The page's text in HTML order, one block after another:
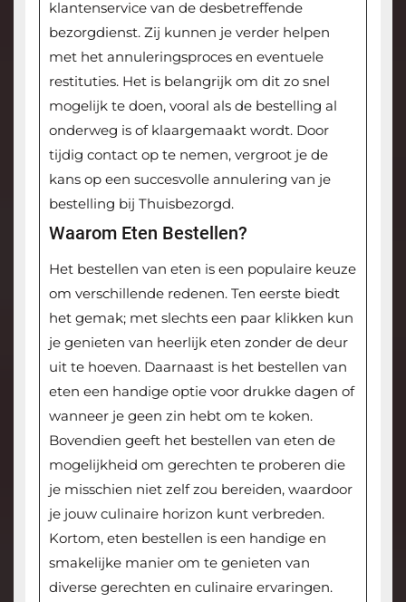
klantenservice van de desbetreffende
bezorgdienst. Zij kunnen je verder helpen
met het annuleringsproces en eventuele
restituties. Het is belangrijk om dit zo snel
mogelijk te doen, vooral als de bestelling al
onderweg is of klaargemaakt wordt. Door
tijdig contact op te nemen, vergroot je de
kans op een succesvolle annulering van je
bestelling bij Thuisbezorgd.
Waarom Eten Bestellen?
Het bestellen van eten is een populaire keuze
om verschillende redenen. Ten eerste biedt
het gemak; met slechts een paar klikken kun
je genieten van heerlijk eten zonder de deur
uit te hoeven. Daarnaast is het bestellen van
eten een handige optie voor drukke dagen of
wanneer je geen zin hebt om te koken.
Bovendien geeft het bestellen van eten de
mogelijkheid om gerechten te proberen die
je misschien niet zelf zou bereiden, waardoor
je jouw culinaire horizon kunt verbreden.
Kortom, eten bestellen is een handige en
smakelijke manier om te genieten van
diverse gerechten en culinaire ervaringen.